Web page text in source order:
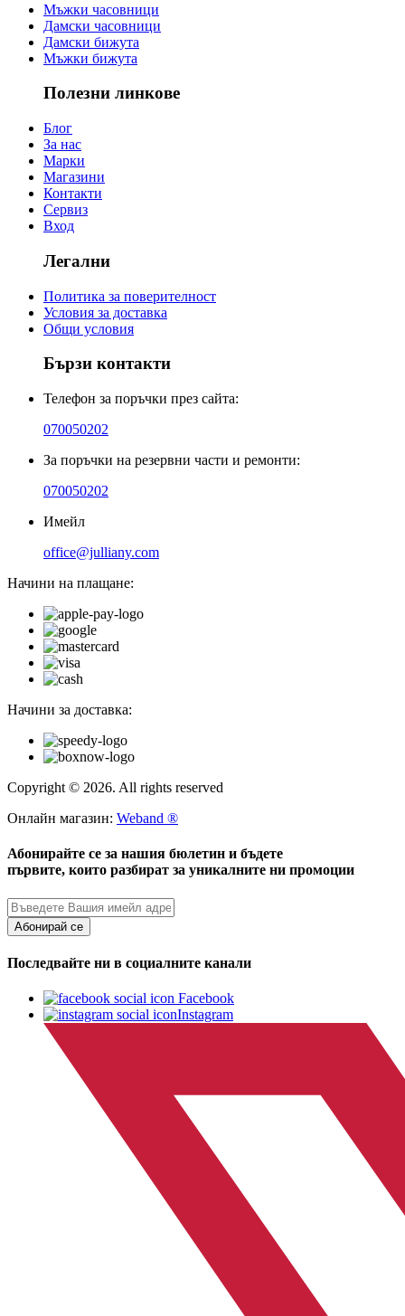
Мъжки часовници
Дамски часовници
Дамски бижута
Мъжки бижута
Полезни линкове
Блог
За нас
Марки
Магазини
Контакти
Сервиз
Вход
Легални
Политика за поверителност
Условия за доставка
Общи условия
Бързи контакти
Телефон за поръчки през сайта:
070050202
За поръчки на резервни части и ремонти:
070050202
Имейл
office@julliany.com
Начини на плащане:
Начини за доставка:
Copyright © 2026. All rights reserved
Онлайн магазин: Weband ®
Абонирайте се за нашия бюлетин и бъдете
първите, които разбират за уникалните ни промоции
Абонирай се
Последвайте ни в социалните канали
Facebook
Instagram